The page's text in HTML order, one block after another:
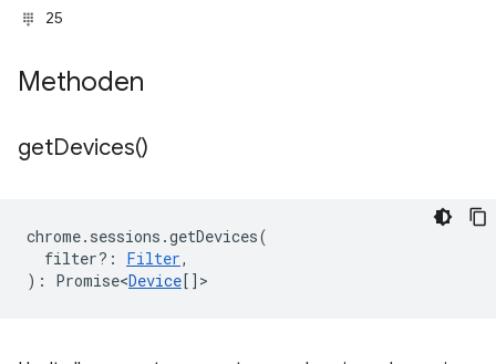
25
Methoden
getDevices()
chrome. sessions .getDevices(
filter? : Filter,
) : Promise<Device[] >